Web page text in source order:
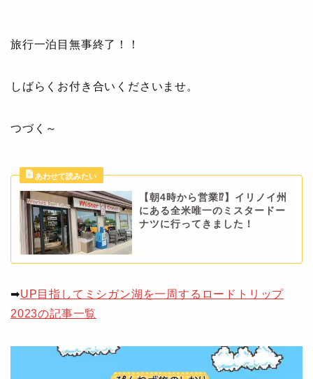
旅行一泊目無事終了！！
しばらくお付き合いくださいませ。
つづく～
【朝4時から営業⁉】イリノイ州
にある全米唯一のミスタードー
ナツに行ってきました！
➡UP目指してミシガン湖を一周するロードトリップ
2023の記事一覧